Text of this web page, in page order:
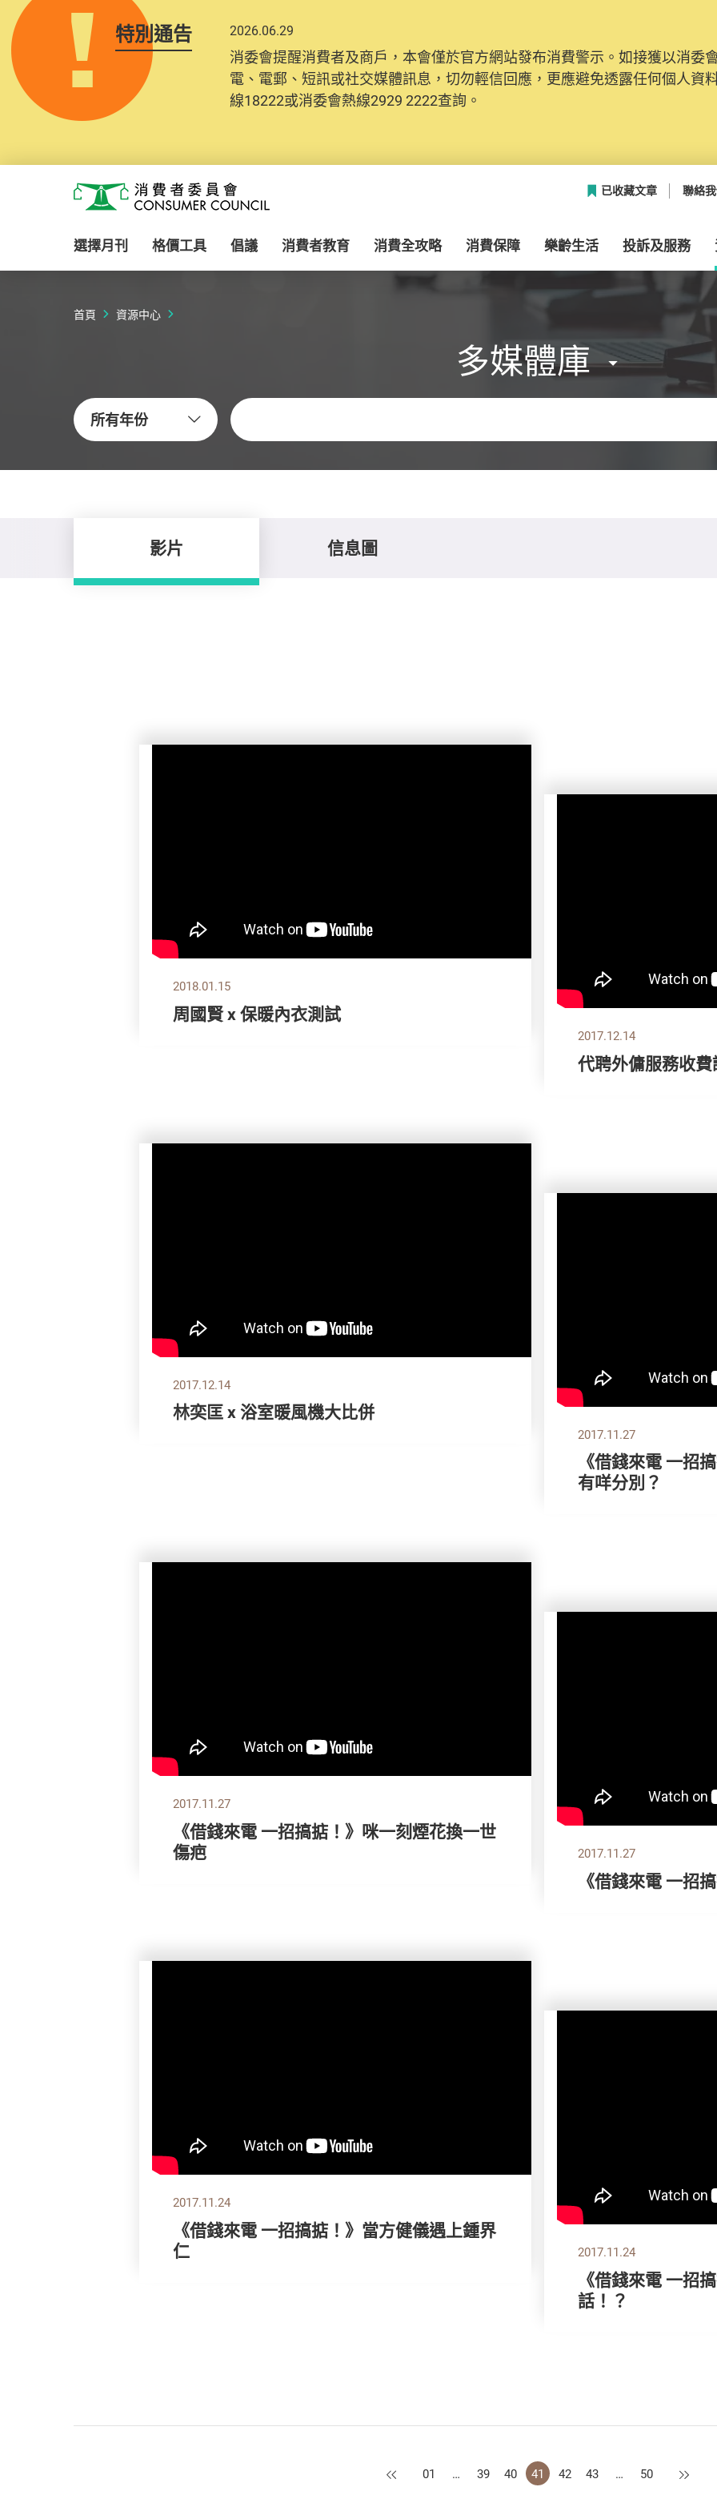
特別通告 2026.06.29
消委會提醒消費者及商戶，本會僅於官方網站發布消費警示。如接獲以消委
電、電郵、短訊或社交媒體訊息，切勿輕信回應，更應避免透露任何個人資
線18222或消委會熱線2929 2222查詢。
2025.10.31
為提升使用者體驗及網絡安全，本會的投訴處理系統已經進行升級及推出
消費者需要提供基本聯絡資料（包括姓名、電郵及電話）註冊帳戶，才可提
紀錄將清晰整合於帳戶中，方便日後作出跟進。
消費者委員會
已收藏文章 聯絡
選擇月刊 格價工具 倡議 消費者教育 消費全攻略 消費保障 樂齡生活 投訴及服務
首頁 資源中心
多媒體庫
所有年份
關鍵字
影片 信息圖
2018.01.15
周國賢 x 保暖內衣測試
2017.12.14
代聘外傭服務收費
2017.12.14
林奕匡 x 浴室暖風機大比併
2017.11.27
《借錢來電 一招
有咩分別？
2017.11.27
《借錢來電 一招搞掂！》咪一刻煙花換一世
傷疤
2017.11.27
《借錢來電 一招
2017.11.24
《借錢來電 一招搞掂！》當方健儀遇上鍾界
仁
2017.11.24
《借錢來電 一招
話！？
上一頁
01 … 39 40 41 42 43 … 50 下一頁